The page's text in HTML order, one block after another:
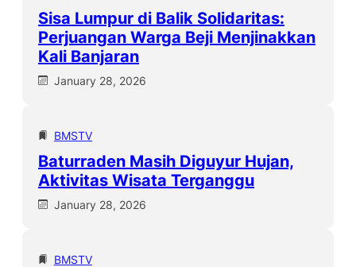
Sisa Lumpur di Balik Solidaritas:
Perjuangan Warga Beji Menjinakkan
Kali Banjaran
January 28, 2026
BMSTV
Baturraden Masih Diguyur Hujan,
Aktivitas Wisata Terganggu
January 28, 2026
BMSTV